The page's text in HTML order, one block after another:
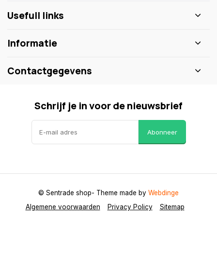
Usefull links
Informatie
Contactgegevens
Schrijf je in voor de nieuwsbrief
Abonneer
Algemene voorwaarden Privacy Policy Sitemap
© Sentrade shop- Theme made by Webdinge